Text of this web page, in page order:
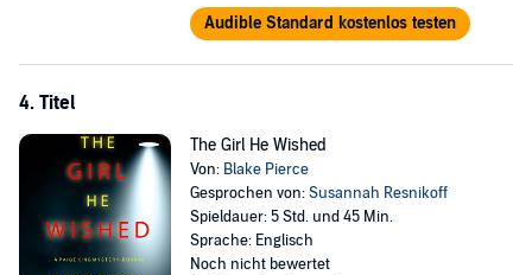
Audible Standard kostenlos testen
4. Titel
The Girl He Wished
Von: Blake Pierce
Gesprochen von:Susannah Resnikoff
Spieldauer: 5 Std. und 45 Min.
Sprache: Englisch
Noch nicht bewertet